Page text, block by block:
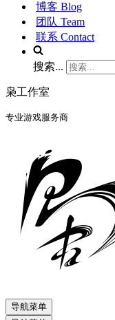
博客 Blog
团队 Team
联系 Contact
搜索...
枭工作室
专业游戏服务商
导航菜单